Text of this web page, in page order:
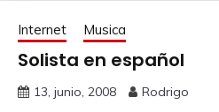
Internet Musica
Solista en español
13, junio, 2008 Rodrigo